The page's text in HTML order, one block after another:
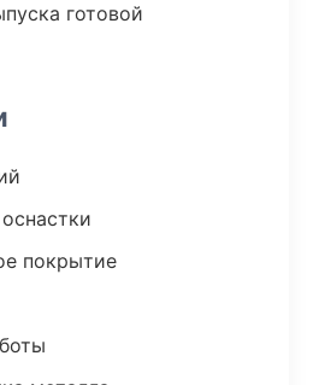
готовой
покрытие